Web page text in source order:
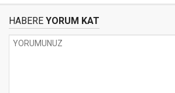
HABERE YORUM KAT